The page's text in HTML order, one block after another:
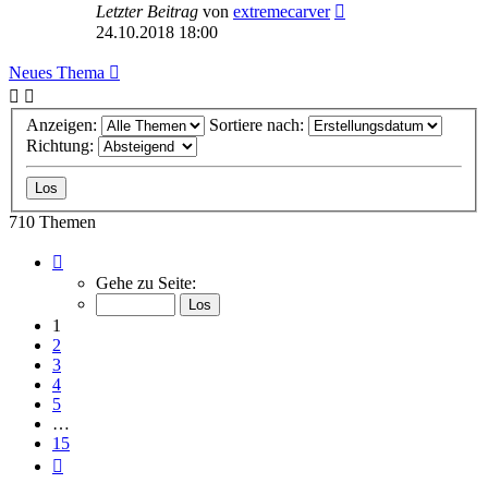
Letzter Beitrag von extremecarver
24.10.2018 18:00
Neues Thema
Anzeigen:
Sortiere nach:
Richtung:
710 Themen
von
Gehe zu Seite:
1
2
3
4
5
…
15